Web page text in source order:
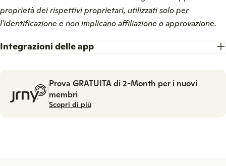
proprietà dei rispettivi proprietari, utilizzati solo per
l'identificazione e non implicano affiliazione o approvazione.
Integrazioni delle app
Prova GRATUITA di 2-Month per i nuovi
membri
Scopri di più
Migliaia di possibilità di allenamento da esplorare.
Allenamenti adattivi personalizzati, forniti
Iscriviti oggi, cancella quando vuoi.